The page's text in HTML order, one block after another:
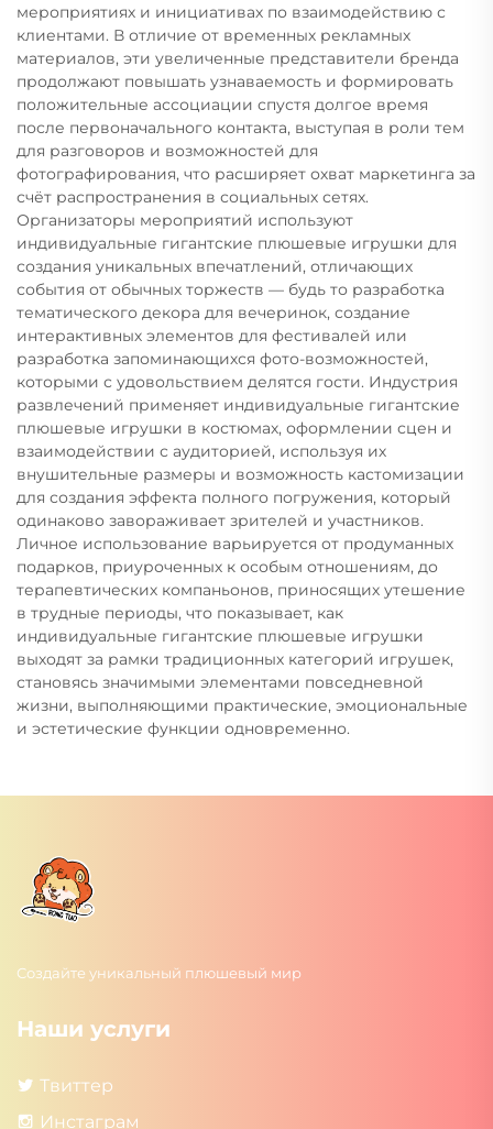
мероприятиях и инициативах по взаимодействию с
клиентами. В отличие от временных рекламных
материалов, эти увеличенные представители бренда
продолжают повышать узнаваемость и формировать
положительные ассоциации спустя долгое время
после первоначального контакта, выступая в роли тем
для разговоров и возможностей для
фотографирования, что расширяет охват маркетинга за
счёт распространения в социальных сетях.
Организаторы мероприятий используют
индивидуальные гигантские плюшевые игрушки для
создания уникальных впечатлений, отличающих
события от обычных торжеств — будь то разработка
тематического декора для вечеринок, создание
интерактивных элементов для фестивалей или
разработка запоминающихся фото-возможностей,
которыми с удовольствием делятся гости. Индустрия
развлечений применяет индивидуальные гигантские
плюшевые игрушки в костюмах, оформлении сцен и
взаимодействии с аудиторией, используя их
внушительные размеры и возможность кастомизации
для создания эффекта полного погружения, который
одинаково завораживает зрителей и участников.
Личное использование варьируется от продуманных
подарков, приуроченных к особым отношениям, до
терапевтических компаньонов, приносящих утешение
в трудные периоды, что показывает, как
индивидуальные гигантские плюшевые игрушки
выходят за рамки традиционных категорий игрушек,
становясь значимыми элементами повседневной
жизни, выполняющими практические, эмоциональные
и эстетические функции одновременно.
Создайте уникальный плюшевый мир
Наши услуги
Твиттер
Инстаграм